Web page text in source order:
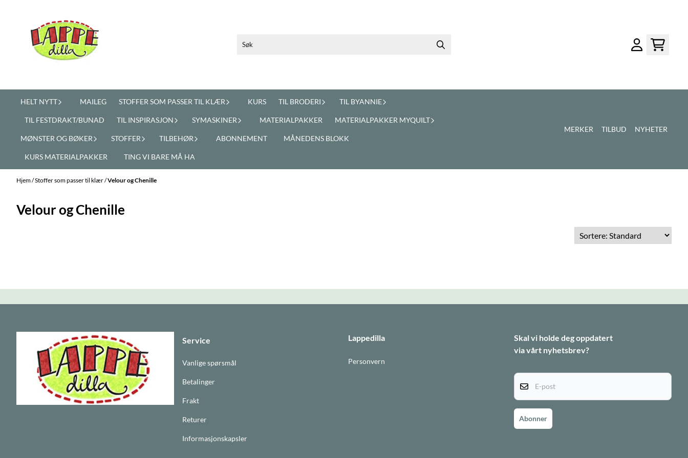
HELT NYTT MAILEG STOFFER SOM PASSER TIL KLÆR KURS TIL BRODERI TIL BYANNIE
TIL FESTDRAKT/BUNAD TIL INSPIRASJON SYMASKINER MATERIALPAKKER MATERIALPAKKER MYQUILT
MØNSTER OG BØKER STOFFER TILBEHØR ABONNEMENT MÅNEDENS BLOKK
KURS MATERIALPAKKER TING VI BARE MÅ HA
MERKER TILBUD NYHETER
Hjem/Stoffer som passer til klær/Velour og Chenille
Velour og Chenille
Service
Vanlige spørsmål
Betalinger
Frakt
Returer
Informasjonskapsler
Lappedilla
Personvern
Skal vi holde deg oppdatert
via vårt nyhetsbrev?
E-post
Abonner